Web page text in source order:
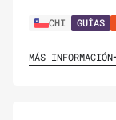
CHI GUÍAS
MÁS INFORMACIÓN